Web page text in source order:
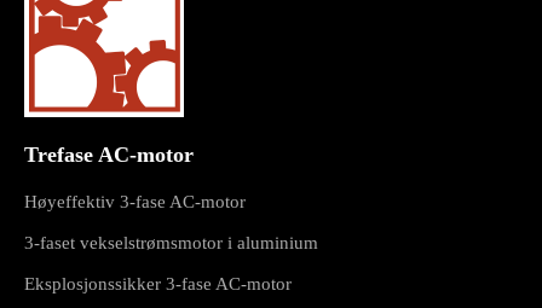
Trefase AC-motor
Høyeffektiv 3-fase AC-motor
3-faset vekselstrømsmotor i aluminium
Eksplosjonssikker 3-fase AC-motor